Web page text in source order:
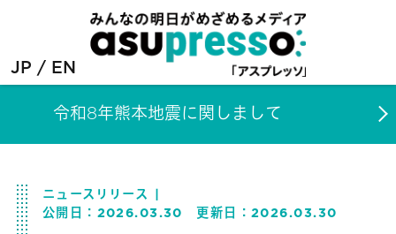
JP EN
令和8年熊本地震に関しまして
ニュースリリース
公開日： 2026.03.30 更新日：2026.03.30